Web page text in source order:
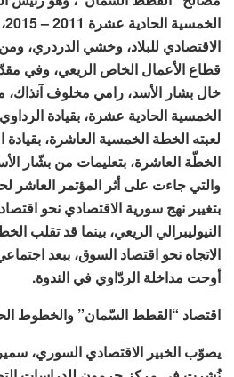
الاقتصادي للبلاد، وخشي الدردري،
قطاع الأعمال الخاص الريعي، وفي
خال بشار الأسد، رامي مخلوف
الخمسية الحادية عشرة، بقيادة
لعبته الخطة الخمسية العاشرة،
الخطّة العاشرة، بتعليمات من بشّار
بتغيير نهج سورية الاقتصادي نحو
النيوليبرالي الريعي، بينما قد تقلب
الاتجاه نحو اقتصاد السوق، ببعد
أوحت مداخلة الردّاوي في الندوة.
اقتصاد “القطط السّمان” والخطوط
يصوّب الخبير الاقتصادي السوري،